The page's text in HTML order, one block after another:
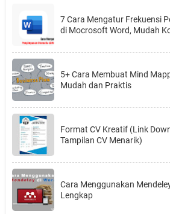
7 Cara Mengatur Frekuensi
di Mocrosoft Word, Mudah
5+ Cara Membuat Mind
Mudah dan Praktis
Format CV Kreatif (Link
Tampilan CV Menarik)
Cara Menggunakan
Lengkap